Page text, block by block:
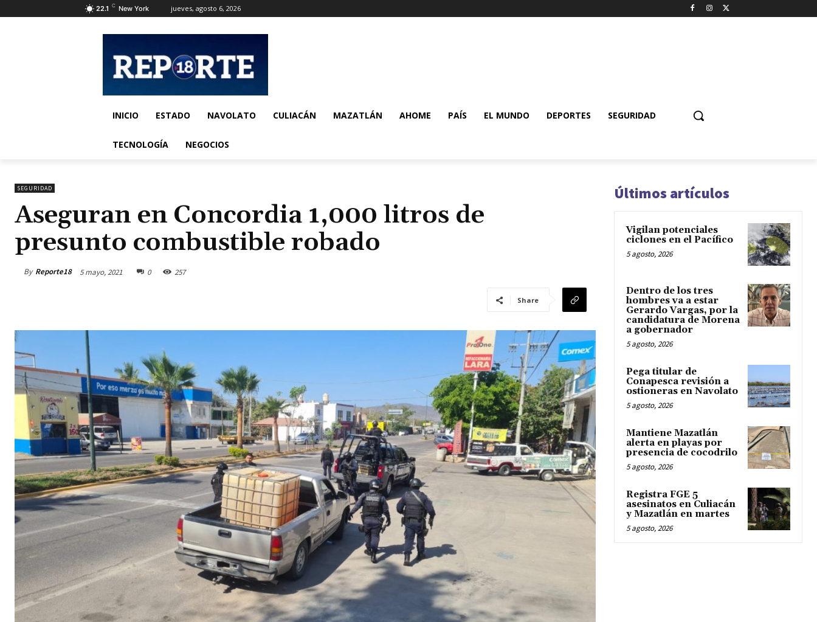
22.1 C New York jueves, agosto 6, 2026
INICIO ESTADO NAVOLATO CULIACÁN MAZATLÁN AHOME PAÍS EL MUNDO DEPORTES SEGURIDAD
TECNOLOGÍA NEGOCIOS
SEGURIDAD
Aseguran en Concordia 1,000 litros de
presunto combustible robado
By Reporte18 5 mayo, 2021 0 257
Share
Últimos artículos
Vigilan potenciales
ciclones en el Pacífico
5 agosto, 2026
Dentro de los tres
hombres va a estar
Gerardo Vargas, por la
candidatura de Morena
a gobernador
5 agosto, 2026
Pega titular de
Conapesca revisión a
ostioneras en Navolato
5 agosto, 2026
Mantiene Mazatlán
alerta en playas por
presencia de cocodrilo
5 agosto, 2026
Registra FGE 5
asesinatos en Culiacán
y Mazatlán en martes
5 agosto, 2026